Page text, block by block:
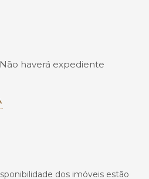
Não haverá expediente
dos imóveis estão